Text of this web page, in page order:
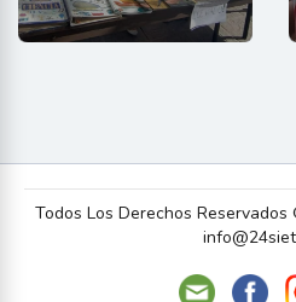
Todos Los Derechos Reservados